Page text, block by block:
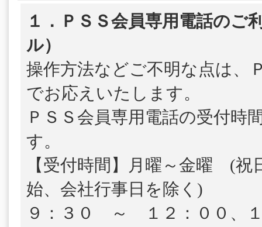
１．ＰＳＳ会員専用電話のご
ル）
操作方法などご不明な点は、
でお応えいたします。
ＰＳＳ会員専用電話の受付時
す。
【受付時間】月曜～金曜 (祝
始、会社行事日を除く)
９：３０ ～ １２：００、